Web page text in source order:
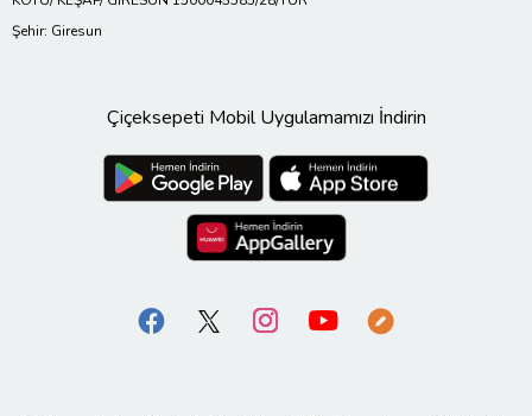
Şehir: Giresun
Çiçeksepeti Mobil Uygulamamızı İndirin